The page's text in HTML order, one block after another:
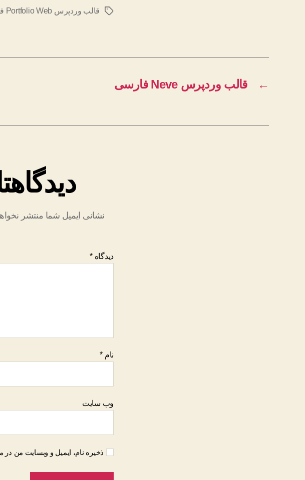
برچسب‌هاقالب وردپرس Portfolio Web فارسی
← قالب وردپرس Neve فارسی
نشانی ایمیل شما منتشر
دیدگاه*
نام *
وب‌ سایت
ذخیره نام، ایمیل و وبسایت من در